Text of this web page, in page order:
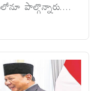
పాల్గొన్నారు....